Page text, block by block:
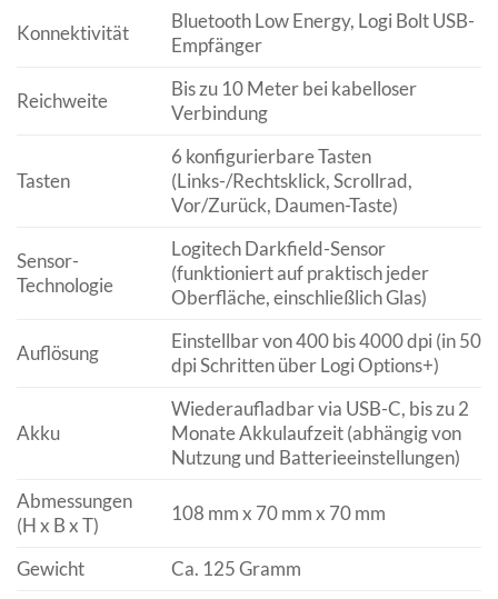
Konnektivität
Bluetooth Low Energy, Logi Bolt USB-
Empfänger
Reichweite
Bis zu 10 Meter bei kabelloser
Verbindung
Tasten
6 konfigurierbare Tasten
(Links-/Rechtsklick, Scrollrad,
Vor/Zurück, Daumen-Taste)
Sensor-
Technologie
Logitech Darkfield-Sensor
(funktioniert auf praktisch jeder
Oberfläche, einschließlich Glas)
Auflösung
Einstellbar von 400 bis 4000 dpi (in 50
dpi Schritten über Logi Options+)
Akku
Wiederaufladbar via USB-C, bis zu 2
Monate Akkulaufzeit (abhängig von
Nutzung und Batterieeinstellungen)
Abmessungen
(H x B x T)
108 mm x 70 mm x 70 mm
Gewicht Ca. 125 Gramm